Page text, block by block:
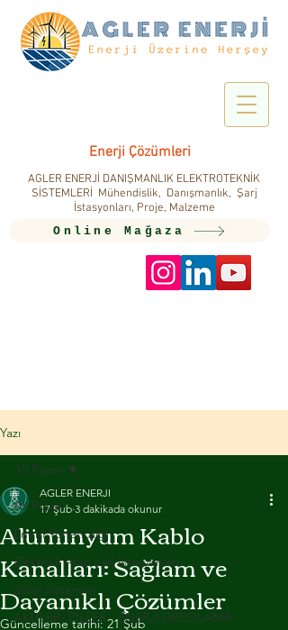
AGLER ENERJİ DANIŞMANLIK ELEKTROTEKNİK
SİSTEMLERİ Mühendislik, Danışmanlık, Şarj
İstasyonları, Proje, Malzeme
Enerji Çözümleri
Online Mağaza
Yazı
All Posts
Enerji Yöneticiliği
Elektrikli Araç Şarj İstasyonları
Solar Sistemler
AKÜLER- PİLLER - ENERJİ DEPOLAMA
All Posts
Alüminyum Kablo
Kanalları: Sağlam ve
Dayanıklı Çözümler
AGLER ENERJI
17 Şub 3 dakikada okunur
Güncelleme tarihi:21 Şub